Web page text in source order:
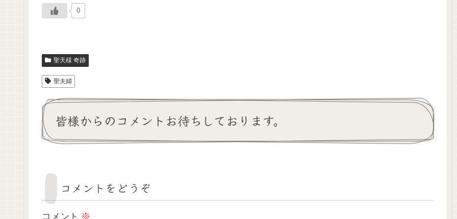
0
聖天様 奇跡
聖夫婦
皆様からのコメントお待ちしております。
コメントをどうぞ
コメント ※